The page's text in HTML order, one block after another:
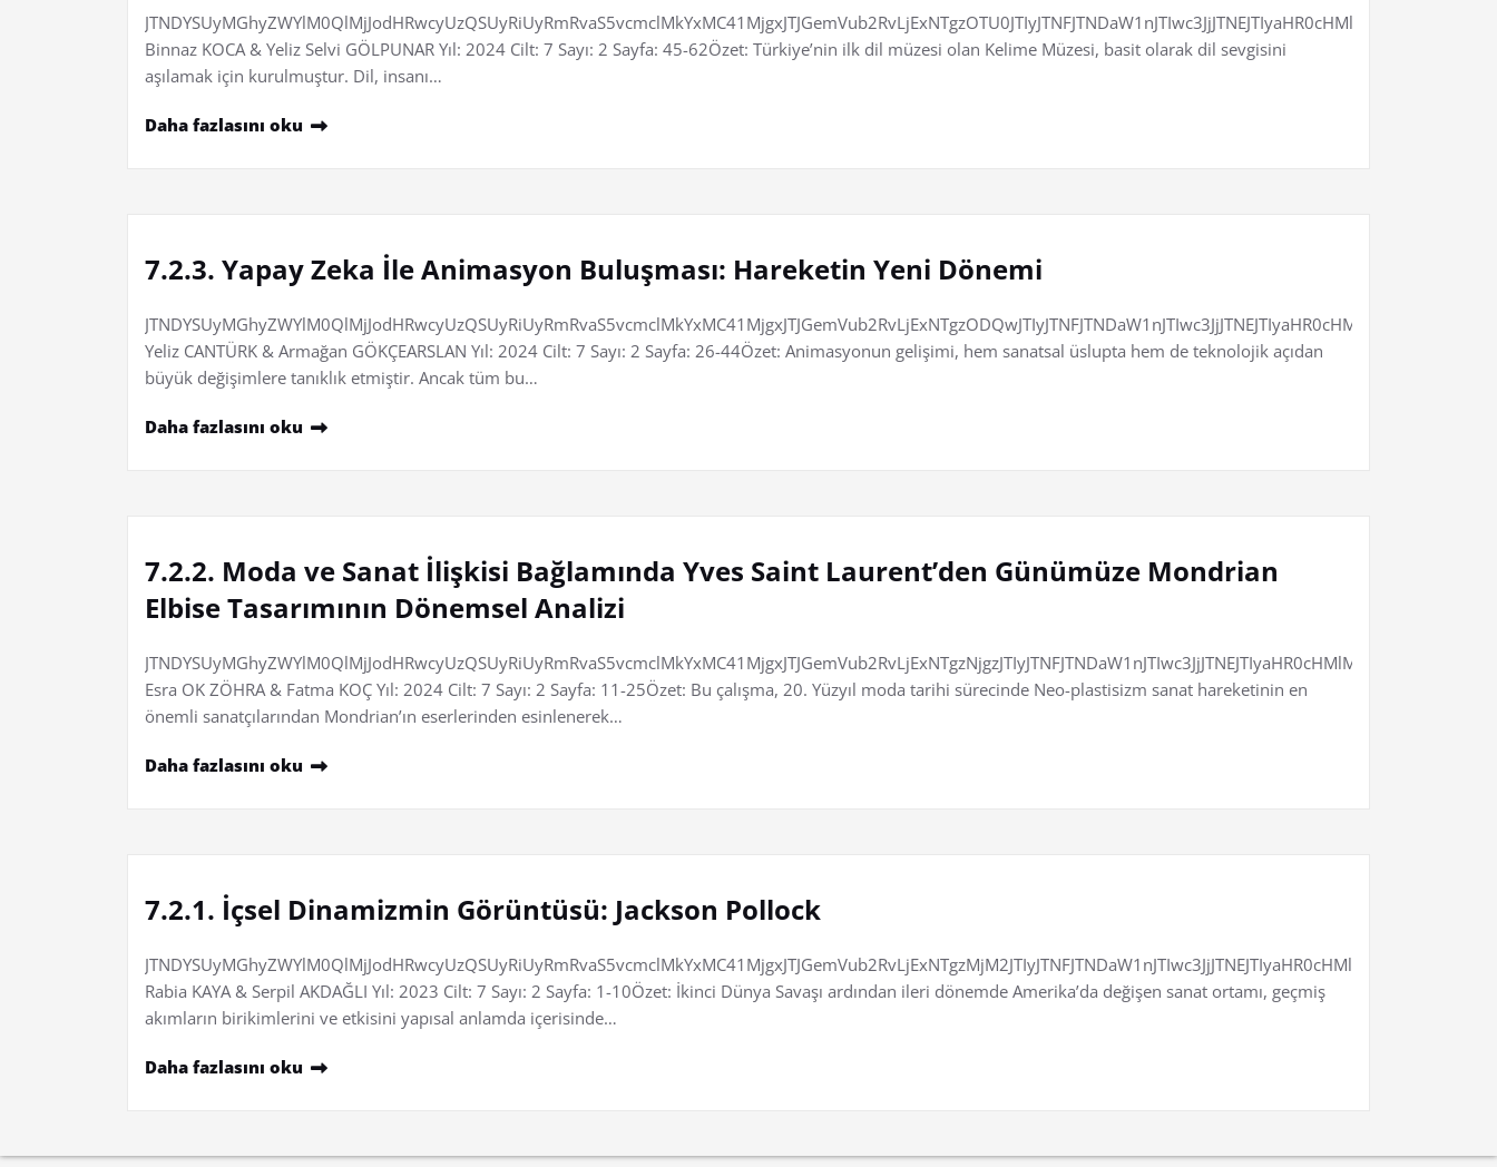
Binnaz KOCA & Yeliz Selvi GÖLPUNAR Yıl: 2024 Cilt: 7 Sayı: 2 Sayfa: 45-62Özet: Türkiye’nin ilk dil müzesi olan Kelime Müzesi, basit olarak dil sevgisini
aşılamak için kurulmuştur. Dil, insanı…
Daha fazlasını oku
7.2.3. Yapay Zeka İle Animasyon Buluşması: Hareketin Yeni Dönemi
Yeliz CANTÜRK & Armağan GÖKÇEARSLAN Yıl: 2024 Cilt: 7 Sayı: 2 Sayfa: 26-44Özet: Animasyonun gelişimi, hem sanatsal üslupta hem de teknolojik açıdan
büyük değişimlere tanıklık etmiştir. Ancak tüm bu…
Daha fazlasını oku
7.2.2. Moda ve Sanat İlişkisi Bağlamında Yves Saint Laurent’den Günümüze Mondrian
Elbise Tasarımının Dönemsel Analizi
Esra OK ZÖHRA & Fatma KOÇ Yıl: 2024 Cilt: 7 Sayı: 2 Sayfa: 11-25Özet: Bu çalışma, 20. Yüzyıl moda tarihi sürecinde Neo-plastisizm sanat hareketinin en
önemli sanatçılarından Mondrian’ın eserlerinden esinlenerek…
Daha fazlasını oku
7.2.1. İçsel Dinamizmin Görüntüsü: Jackson Pollock
Rabia KAYA & Serpil AKDAĞLI Yıl: 2023 Cilt: 7 Sayı: 2 Sayfa: 1-10Özet: İkinci Dünya Savaşı ardından ileri dönemde Amerika’da değişen sanat ortamı, geçmiş
akımların birikimlerini ve etkisini yapısal anlamda içerisinde…
Daha fazlasını oku